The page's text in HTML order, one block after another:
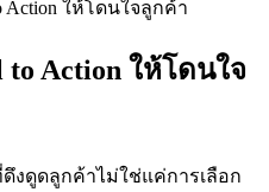
to Action ให้โดนใจ
ดึงดูดลูกค้าไม่ใช่แค่การเลือก